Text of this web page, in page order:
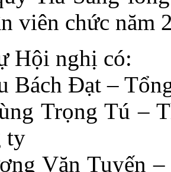
viên chức năm
nghị có:
Bách Đạt –
Trọng Tú –
ty
Văn Tuyến